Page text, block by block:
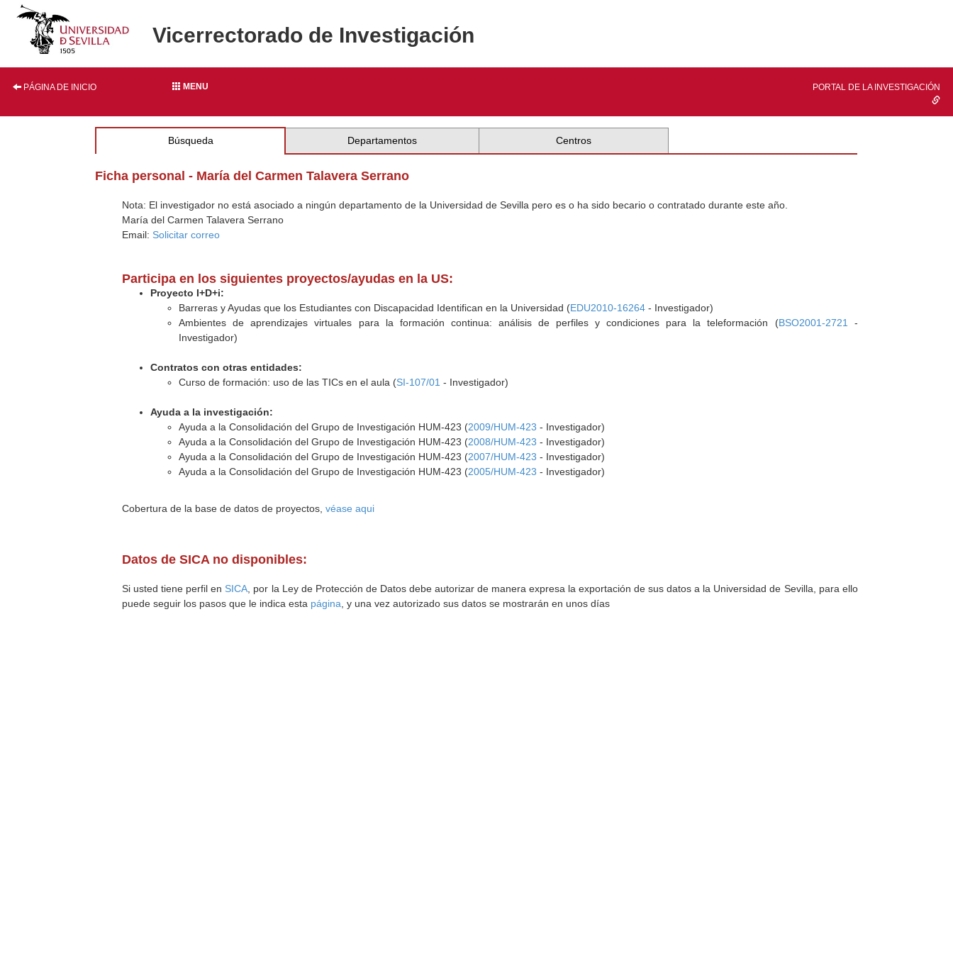
Vicerrectorado de Investigación
PÁGINA DE INICIO MENU PORTAL DE LA INVESTIGACIÓN
Búsqueda Departamentos Centros
Ficha personal - María del Carmen Talavera Serrano
Nota: El investigador no está asociado a ningún departamento de la Universidad de Sevilla pero es o ha sido becario o contratado durante este año.
María del Carmen Talavera Serrano
Email: Solicitar correo
Participa en los siguientes proyectos/ayudas en la US:
Proyecto I+D+i:
Barreras y Ayudas que los Estudiantes con Discapacidad Identifican en la Universidad (EDU2010-16264 - Investigador)
Ambientes de aprendizajes virtuales para la formación continua: análisis de perfiles y condiciones para la teleformación (BSO2001-2721
-
Investigador)
Contratos con otras entidades:
Curso de formación: uso de las TICs en el aula (SI-107/01 - Investigador)
Ayuda a la investigación:
Ayuda a la Consolidación del Grupo de Investigación HUM-423 (2009/HUM-423 - Investigador)
Ayuda a la Consolidación del Grupo de Investigación HUM-423 (2008/HUM-423 - Investigador)
Ayuda a la Consolidación del Grupo de Investigación HUM-423 (2007/HUM-423 - Investigador)
Ayuda a la Consolidación del Grupo de Investigación HUM-423 (2005/HUM-423 - Investigador)
Cobertura de la base de datos de proyectos,véase aqui
Datos de SICA no disponibles:
Si usted tiene perfil en SICA , por la Ley de Protección de Datos debe autorizar de manera expresa la exportación de sus datos a la Universidad de Sevilla, para ello
puede seguir los pasos que le indica esta página , y una vez autorizado sus datos se mostrarán en unos días